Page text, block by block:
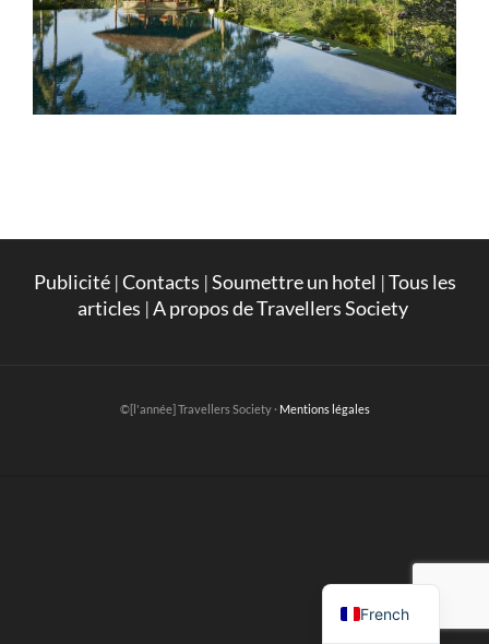
Publicité|Contacts |Soumettre un hotel |Tous les
articles |A propos de Travellers Society
©[l'année] Travellers Society · Mentions légales
French